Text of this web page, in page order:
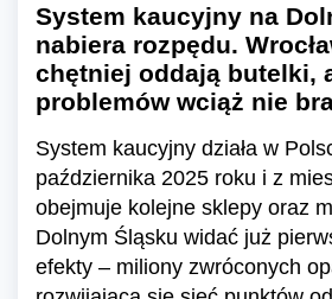
System kaucyjny na
nabiera rozpędu.
chętniej oddają butelki,
problemów wciąż nie
System kaucyjny działa w
października 2025 roku i z
obejmuje kolejne sklepy oraz
Dolnym Śląsku widać już
efekty – miliony zwróconych